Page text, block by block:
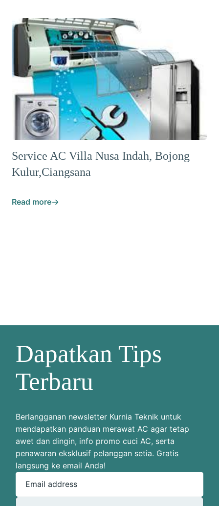
Service AC Villa Nusa Indah, Bojong
Kulur,Ciangsana
Read more
Dapatkan Tips
Terbaru
Berlangganan newsletter Kurnia Teknik untuk
mendapatkan panduan merawat AC agar tetap
awet dan dingin, info promo cuci AC, serta
penawaran eksklusif pelanggan setia. Gratis
langsung ke email Anda!
Email address